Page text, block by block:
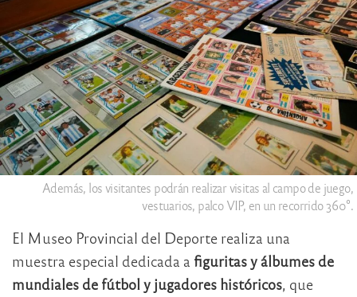
Además, los visitantes podrán realizar visitas al campo de juego,
vestuarios, palco VIP, en un recorrido 360°.
El Museo Provincial del Deporte realiza una
muestra especial dedicada a figuritas y álbumes de
mundiales de fútbol y jugadores históricos, que